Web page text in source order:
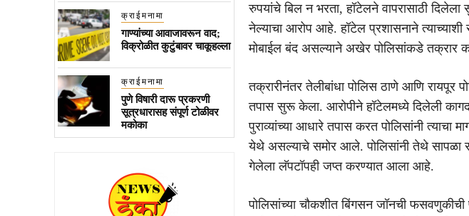
क्राईमनामा
गाण्यांच्या आवाजावरून वाद;
विक्रोळीत कुटुंबावर चाकूहल्ला
क्राईमनामा
पुणे विषारी दारू प्रकरणी
सूत्रधारासह संपूर्ण टोळीवर
मकोका
रुपयांचे बिल न भरता, हॉटेलने वापरासाठी
नेल्याचा आरोप आहे. हॉटेल प्रशासनाने त्याच्याशी
मोबाईल बंद असल्याने अखेर पोलिसांकडे तक्रार
तक्रारीनंतर तेलीबांधा पोलिस ठाणे आणि रायपूर
तपास सुरू केला. आरोपीने हॉटेलमध्ये दिलेली
पुराव्यांच्या आधारे तपास करत पोलिसांनी त्याचा
येथे असल्याचे समोर आले. पोलिसांनी तेथे सापळा
गेलेला लॅपटॉपही जप्त करण्यात आला आहे.
पोलिसांच्या चौकशीत बिंगसन जॉनची